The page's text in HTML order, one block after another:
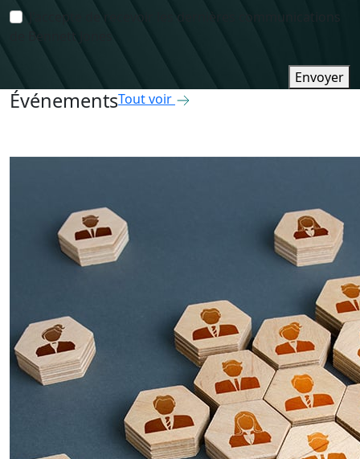
J'accepte de recevoir les dernières communications
de Bennett Jones
Envoyer
ÉvénementsTout voir